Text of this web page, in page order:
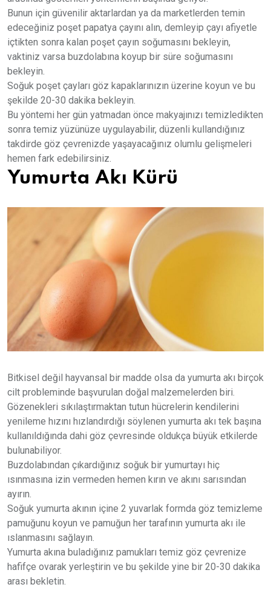
Bunun için güvenilir aktarlardan ya da marketlerden temin
edeceğiniz poşet papatya çayını alın, demleyip çayı afiyetle
içtikten sonra kalan poşet çayın soğumasını bekleyin,
vaktiniz varsa buzdolabına koyup bir süre soğumasını
bekleyin.
Soğuk poşet çayları göz kapaklarınızın üzerine koyun ve bu
şekilde 20-30 dakika bekleyin.
Bu yöntemi her gün yatmadan önce makyajınızı temizledikten
sonra temiz yüzünüze uygulayabilir, düzenli kullandığınız
takdirde göz çevrenizde yaşayacağınız olumlu gelişmeleri
hemen fark edebilirsiniz.
Yumurta Akı Kürü
Bitkisel değil hayvansal bir madde olsa da yumurta akı birçok
cilt probleminde başvurulan doğal malzemelerden biri.
Gözenekleri sıkılaştırmaktan tutun hücrelerin kendilerini
yenileme hızını hızlandırdığı söylenen yumurta akı tek başına
kullanıldığında dahi göz çevresinde oldukça büyük etkilerde
bulunabiliyor.
Buzdolabından çıkardığınız soğuk bir yumurtayı hiç
ısınmasına izin vermeden hemen kırın ve akını sarısından
ayırın.
Soğuk yumurta akının içine 2 yuvarlak formda göz temizleme
pamuğunu koyun ve pamuğun her tarafının yumurta akı ile
ıslanmasını sağlayın.
Yumurta akına buladığınız pamukları temiz göz çevrenize
hafifçe ovarak yerleştirin ve bu şekilde yine bir 20-30 dakika
arası bekletin.